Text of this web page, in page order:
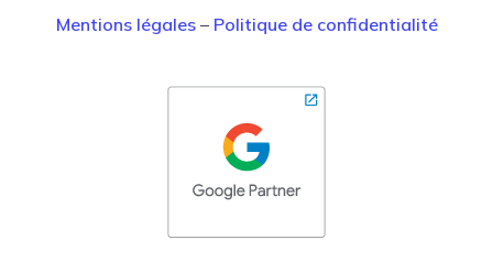
Mentions légales– Politique de confidentialité